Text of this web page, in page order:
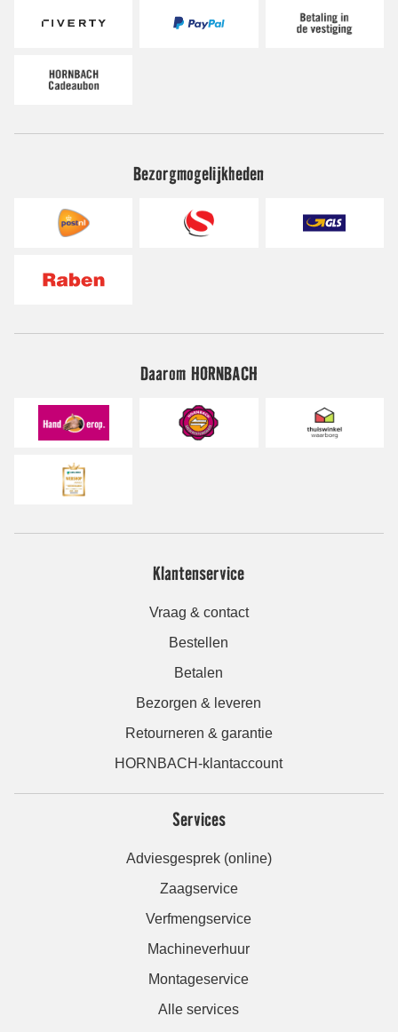
Bezorgmogelijkheden
Daarom HORNBACH
Klantenservice
Vraag & contact
Bestellen
Betalen
Bezorgen & leveren
Retourneren & garantie
HORNBACH-klantaccount
Services
Adviesgesprek (online)
Zaagservice
Verfmengservice
Machineverhuur
Montageservice
Alle services